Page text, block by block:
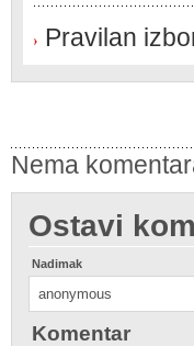
Pravilan
Nema
Ostavi
Nadimak
Komentar